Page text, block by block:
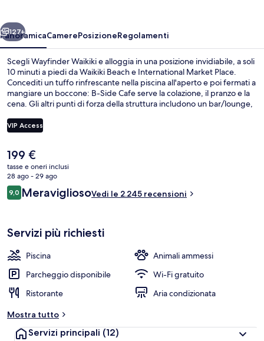
Avanti
127+
PanoramicaCamerePosizioneRegolamenti
Scegli Wayfinder Waikiki e alloggia in una posizione invidiabile, a soli
10 minuti a piedi da Waikiki Beach e International Market Place.
Concediti un tuffo rinfrescante nella piscina all'aperto e poi fermati a
mangiare un boccone: B-Side Cafe serve la colazione, il pranzo e la
cena. Gli altri punti di forza della struttura includono un bar/lounge,
recensioni dei viaggiatori menzionano la piscina e i letti comodi.
VIP Access
Il
prezzo
attuale
è
199 €
199 €
tasse e oneri inclusi
28 ago - 29 ago
Recensioni
9,09,0 su 10
MeravigliosoVedi le 2.245 recensioni
Servizi più richiesti
Piscina
Animali ammessi
Parcheggio disponibile
Wi-Fi gratuito
Ristorante
Aria condizionata
Mostra tutto
Servizi principali (12)